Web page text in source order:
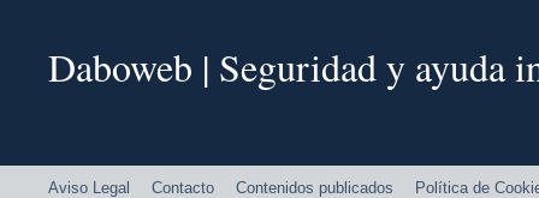
Daboweb | Seguridad y ayuda
Aviso Legal Contacto Contenidos publicados Política de